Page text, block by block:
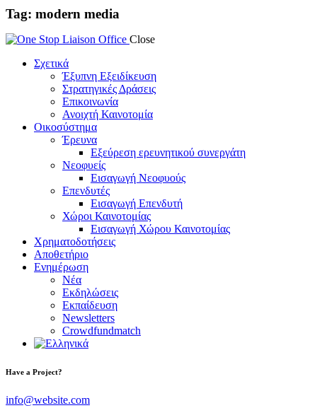
Tag: modern media
Close
Σχετικά
Έξυπνη Εξειδίκευση
Στρατηγικές Δράσεις
Επικοινωνία
Ανοιχτή Καινοτομία
Οικοσύστημα
Έρευνα
Εξεύρεση ερευνητικού συνεργάτη
Νεοφυείς
Εισαγωγή Νεοφυούς
Επενδυτές
Εισαγωγή Επενδυτή
Χώροι Καινοτομίας
Εισαγωγή Χώρου Καινοτομίας
Χρηματοδοτήσεις
Αποθετήριο
Ενημέρωση
Νέα
Εκδηλώσεις
Εκπαίδευση
Newsletters
Crowdfundmatch
facebook-
linkedin
twitter-
Have a Project?
info@website.com